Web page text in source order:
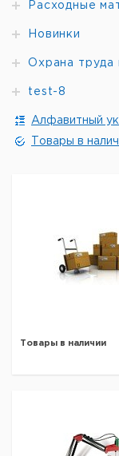
Расходные
Новинки
Охрана труда
test-8
Алфавитный
Товары в
Товары в наличии